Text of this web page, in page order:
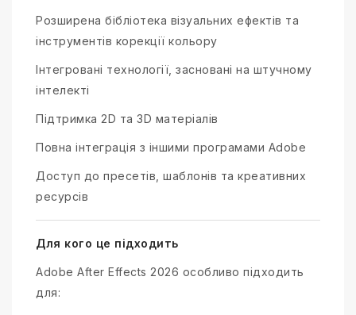
Розширена бібліотека візуальних ефектів та
інструментів корекції кольору
Інтегровані технології, засновані на штучному
інтелекті
Підтримка 2D та 3D матеріалів
Повна інтеграція з іншими програмами Adobe
Доступ до пресетів, шаблонів та креативних
ресурсів
Для кого це підходить
Adobe After Effects 2026 особливо підходить
для: